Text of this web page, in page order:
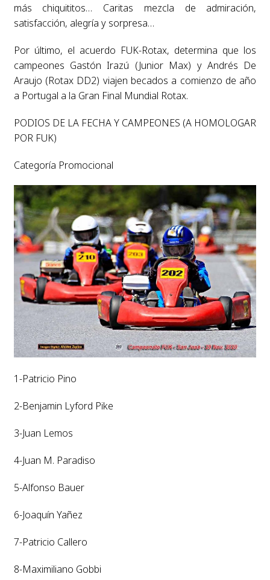
más chiquititos… Caritas mezcla de admiración,
satisfacción, alegría y sorpresa…
Por último, el acuerdo FUK-Rotax, determina que los
campeones Gastón Irazú (Junior Max) y Andrés De
Araujo (Rotax DD2) viajen becados a comienzo de año
a Portugal a la Gran Final Mundial Rotax.
PODIOS DE LA FECHA Y CAMPEONES (A HOMOLOGAR
POR FUK)
Categoría Promocional
1-Patricio Pino
2-Benjamin Lyford Pike
3-Juan Lemos
4-Juan M. Paradiso
5-Alfonso Bauer
6-Joaquín Yañez
7-Patricio Callero
8-Maximiliano Gobbi